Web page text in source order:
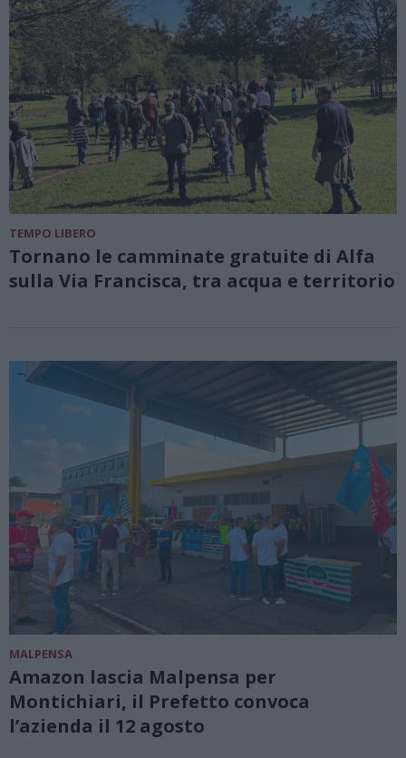
TEMPO LIBERO
Tornano le camminate gratuite di Alfa
sulla Via Francisca, tra acqua e territorio
MALPENSA
Amazon lascia Malpensa per
Montichiari, il Prefetto convoca
l’azienda il 12 agosto